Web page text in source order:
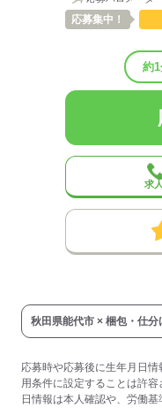
応募集中！
約
求
秋田県能代市 × 梱包・仕
応募時や応募後に生年月日
用条件に設定することは許
日情報は本人確認や、労働